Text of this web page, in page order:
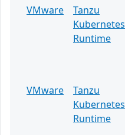
VMware
Tanzu
Kubernetes
Runtime
VMware
Tanzu
Kubernetes
Runtime